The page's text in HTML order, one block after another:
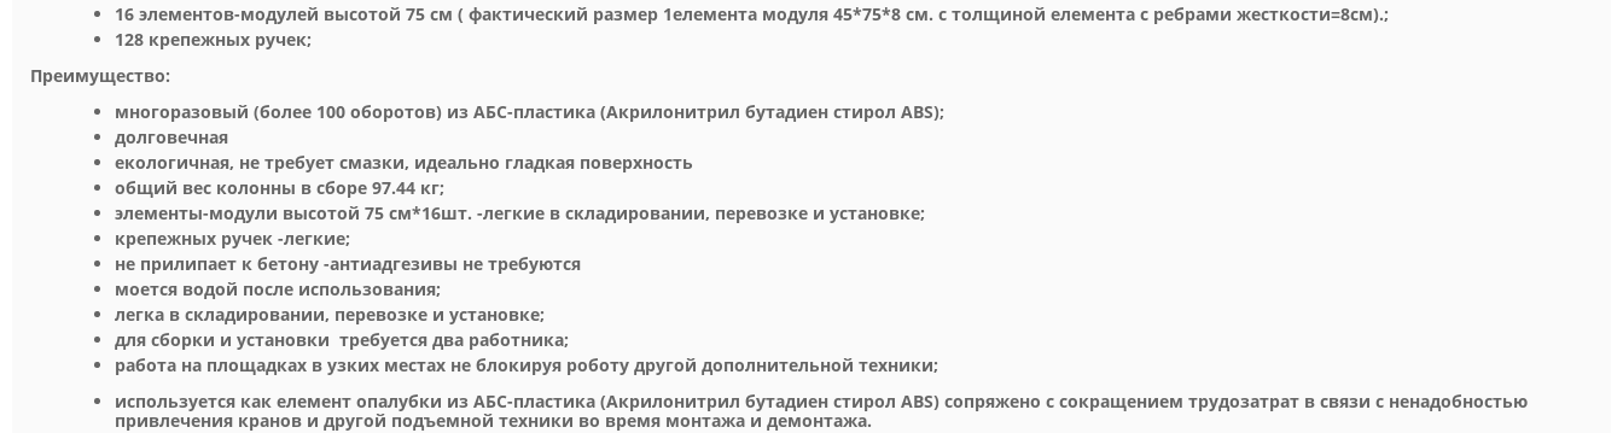
16 элементов-модулей высотой 75 см ( фактический размер 1елемента модуля 45*75*8 см. с толщиной елемента с ребрами жесткости=8см).;
128 крепежных ручек;
Преимущество:
многоразовый (более 100 оборотов) из АБС-пластика (Акрилонитрил бутадиен стирол ABS);
долговечная
екологичная, не требует смазки, идеально гладкая поверхность
общий вес колонны в сборе 97.44 кг;
элементы-модули высотой 75 см*16шт. -легкие в складировании, перевозке и установке;
крепежных ручек -легкие;
не прилипает к бетону -антиадгезивы не требуются
моется водой после использования;
легка в складировании, перевозке и установке;
для сборки и установки требуется два работника;
работа на площадках в узких местах не блокируя роботу другой дополнительной техники;
используется как елемент опалубки из АБС-пластика (Акрилонитрил бутадиен стирол ABS) сопряжено с сокращением трудозатрат в связи с ненадобностью
привлечения кранов и другой подъемной техники во время монтажа и демонтажа.